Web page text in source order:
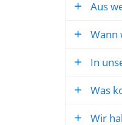
Bei
Aus
Mit
Wann
sein.
In
Wenn
Was
Wir